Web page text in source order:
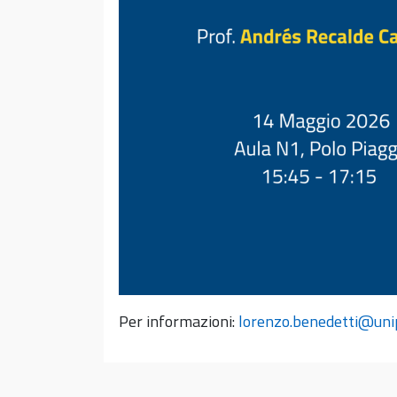
Per informazioni: